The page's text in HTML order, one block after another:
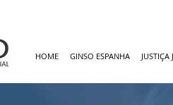
HOME GINSO ESPANHA JUSTIÇA